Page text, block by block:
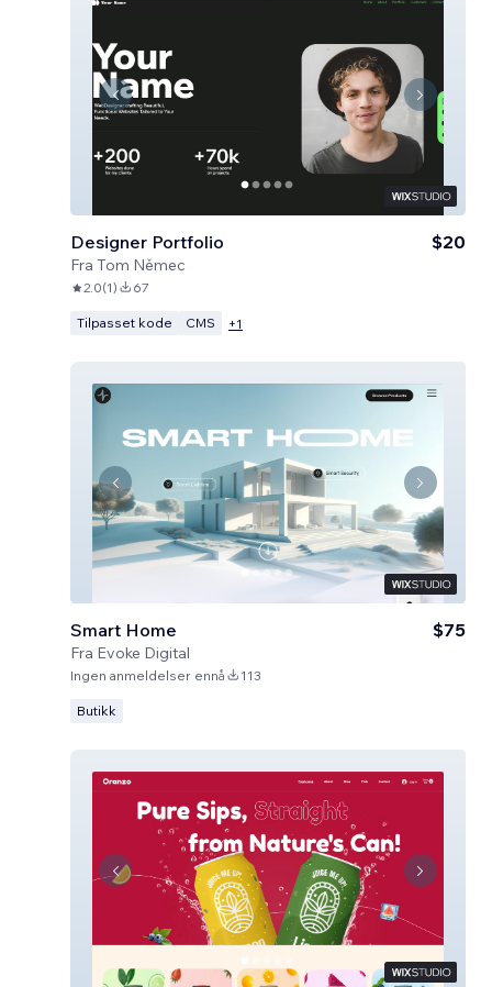
Designer Portfolio
Fra Tom Němec
$20
2.0(1) 67
Tilpasset kode CMS +1
Smart Home
Fra Evoke Digital
$75
Ingen anmeldelser ennå 113
Butikk